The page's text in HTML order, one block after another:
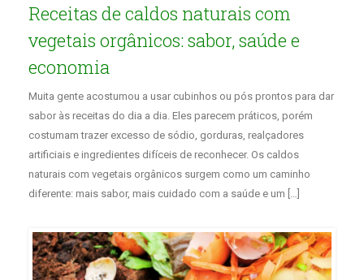
Receitas de caldos naturais com
vegetais orgânicos: sabor, saúde e
economia
Muita gente acostumou a usar cubinhos ou pós prontos para dar
sabor às receitas do dia a dia. Eles parecem práticos, porém
costumam trazer excesso de sódio, gorduras, realçadores
artificiais e ingredientes difíceis de reconhecer. Os caldos
naturais com vegetais orgânicos surgem como um caminho
diferente: mais sabor, mais cuidado com a saúde e um […]